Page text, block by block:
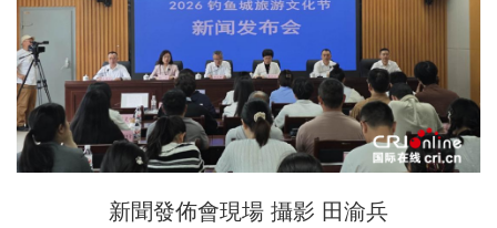
新聞發佈會現場 攝影 田渝兵